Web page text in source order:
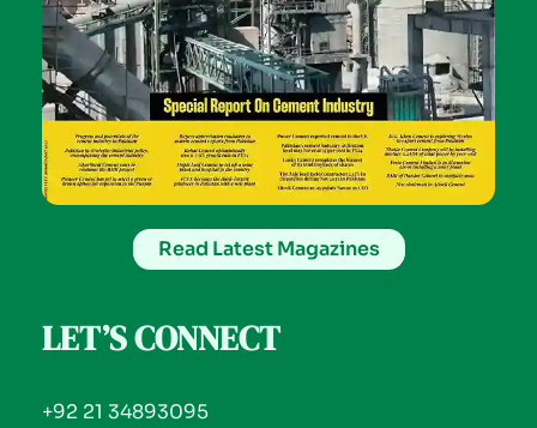
Read Latest Magazines
LET’S CONNECT
+92 21 34893095